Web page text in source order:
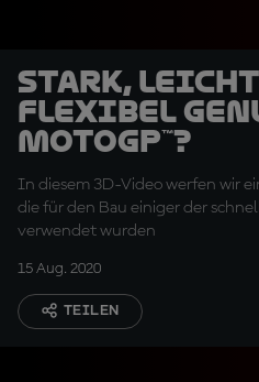
Stark, leicht
flexibel
MotoGP™?
In diesem 3D-Video werfen wir
die für den Bau einiger der
verwendet wurden
15 Aug. 2020
TEILEN